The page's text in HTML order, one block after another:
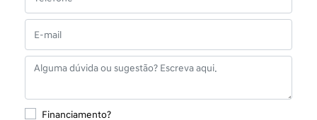
Financiamento?